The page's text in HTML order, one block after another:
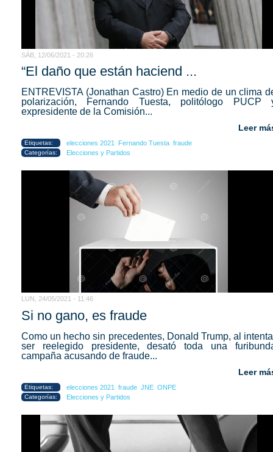
SÁB, 12/06/2021 - 20:26
“El daño que están haciend ...
ENTREVISTA (Jonathan Castro) En medio de un clima
polarización, Fernando Tuesta, politólogo PUCP
expresidente de la Comisión...
Leer
Etiquetas: elecciones 2021 Fernando Tuesta fraude
Categorías: Elecciones y Partidos
LUN, 24/05/2021 - 11:46
Si no gano, es fraude
Como un hecho sin precedentes, Donald Trump, al
ser reelegido presidente, desató toda una
campaña acusando de fraude...
Leer
Etiquetas: elecciones 2021 fraude JNE ONPE
Categorías: Elecciones y Partidos